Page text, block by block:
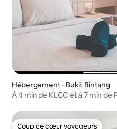
Hébergement ⋅ Bukit Bintang
À 4 min de KLCC et à 7 min de
Coup de cœur voyageurs